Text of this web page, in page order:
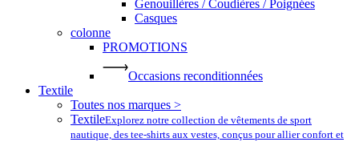
Genouillères / Coudières / Poignées
Casques
colonne
PROMOTIONS
Occasions reconditionnées
Textile
Toutes nos marques >
TextileExplorez notre collection de vêtements de sport
nautique, des tee-shirts aux vestes, conçus pour allier confort et